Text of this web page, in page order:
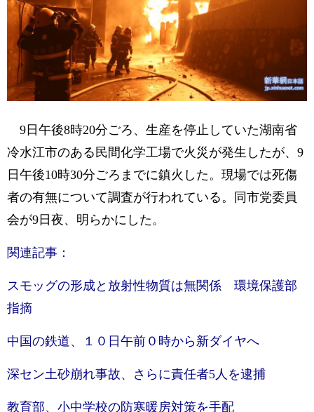
9日午後8時20分ごろ、生産を停止していた湖南省
冷水江市のある民間化学工場で火災が発生したが、9
日午後10時30分ごろまでに鎮火した。現場では死傷
者の有無について調査が行われている。同市党委員
会が9日夜、明らかにした。
関連記事：
スモッグの形成と放射性物質は無関係 環境保護部
指摘
中国の鉄道、１０日午前０時から新ダイヤへ
深セン土砂崩れ事故、さらに責任者5人を逮捕
教育部、小中学校の防寒暖房対策を手配